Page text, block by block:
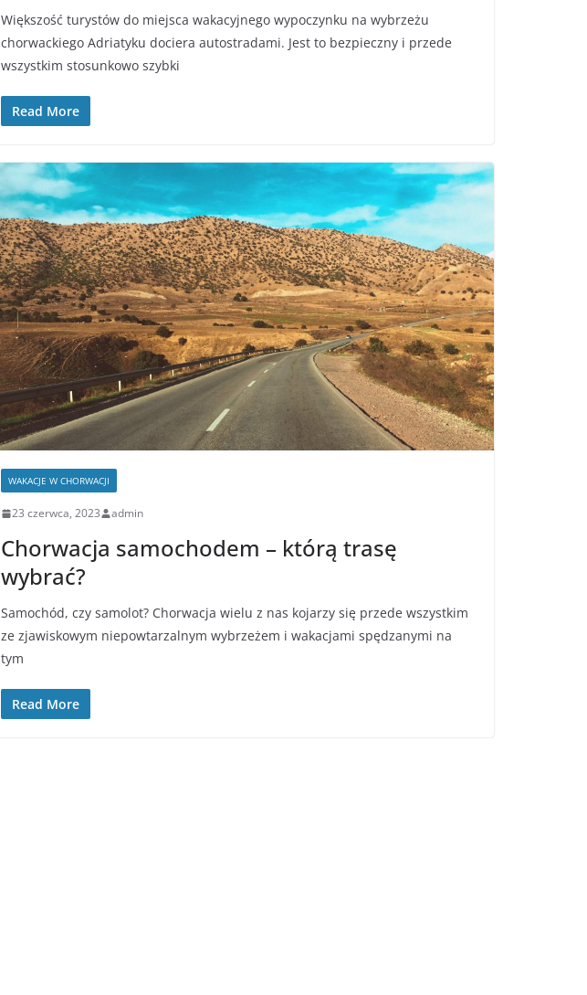
Większość turystów do miejsca wakacyjnego wypoczynku na wybrzeżu
chorwackiego Adriatyku dociera autostradami. Jest to bezpieczny i przede
wszystkim stosunkowo szybki
Read More
WAKACJE W CHORWACJI
23 czerwca, 2023 admin
Chorwacja samochodem – którą trasę
wybrać?
Samochód, czy samolot? Chorwacja wielu z nas kojarzy się przede wszystkim
ze zjawiskowym niepowtarzalnym wybrzeżem i wakacjami spędzanymi na
tym
Read More